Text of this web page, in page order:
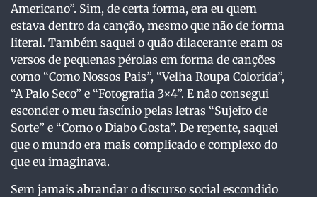
Americano”. Sim, de certa forma, era eu quem
estava dentro da canção, mesmo que não de forma
literal. Também saquei o quão dilacerante eram os
versos de pequenas pérolas em forma de canções
como “Como Nossos Pais”, “Velha Roupa Colorida”,
“A Palo Seco” e “Fotografia 3×4”. E não consegui
esconder o meu fascínio pelas letras “Sujeito de
Sorte” e “Como o Diabo Gosta”. De repente, saquei
que o mundo era mais complicado e complexo do
que eu imaginava.
Sem jamais abrandar o discurso social escondido